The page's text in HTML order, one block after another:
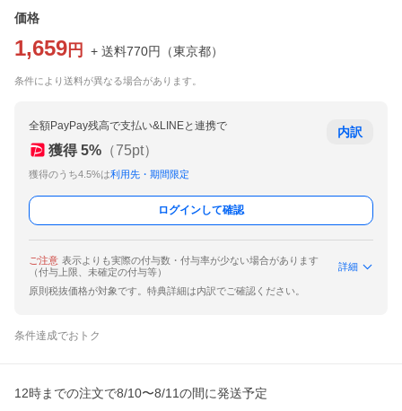
価格
1,659 円 + 送料770円 （東京都）
条件により送料が異なる場合があります。
全額PayPay残高で支払い&LINEと連携で
獲得 5% （75pt）
獲得のうち4.5%は利用先・期間限定
内訳
ログインして確認
ご注意 表示よりも実際の付与数・付与率が少ない場合があります
（付与上限、未確定の付与等）
詳細
原則税抜価格が対象です。特典詳細は内訳でご確認ください。
条件達成でおトク
12時までの注文で8/10〜8/11の間に発送予定